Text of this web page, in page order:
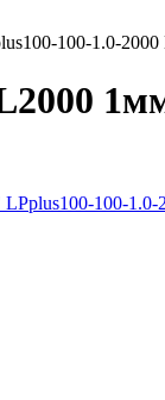
100-1.0-